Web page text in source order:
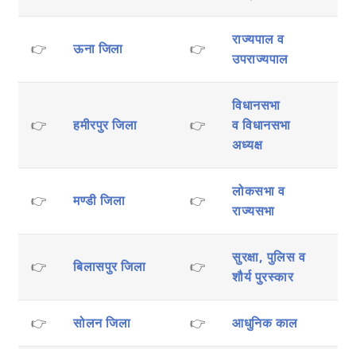
👉 ऊना जिला 👉
राज्यपाल व
उपराज्यपाल
👉 हमीरपुर जिला 👉
विधानसभा
वविधानसभा
अध्यक्ष
👉 मण्डी जिला 👉
लोकसभा व
राज्यसभा
👉 बिलासपुर जिला 👉
सुरक्षा, पुलिस व
शौर्य पुरस्कार
👉 सोलन जिला 👉 आधुनिक काल